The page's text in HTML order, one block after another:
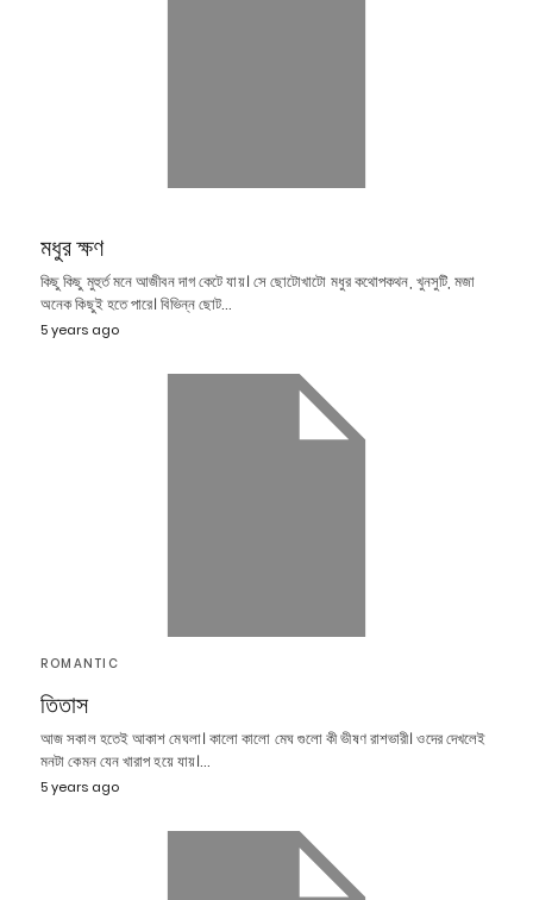
মধুর ক্ষণ
কিছু কিছু মুহুর্ত মনে আজীবন দাগ কেটে যায়। সে ছোটোখাটো মধুর কথোপকথন, খুনসুটি, মজা
অনেক কিছুই হতে পারে। বিভিন্ন ছোট…
5 years ago
ROMANTIC
তিতাস
আজ সকাল হতেই আকাশ মেঘলা। কালো কালো মেঘ গুলো কী ভীষণ রাশভারী। ওদের দেখলেই
মনটা কেমন যেন খারাপ হয়ে যায়।…
5 years ago